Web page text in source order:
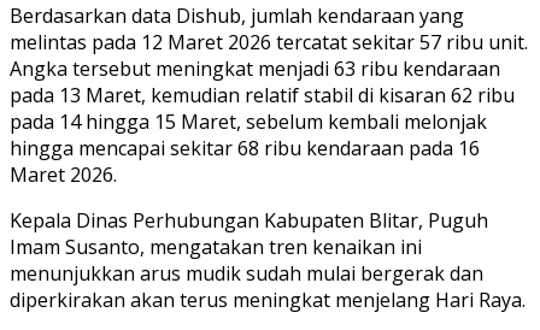
Berdasarkan data Dishub, jumlah kendaraan yang
melintas pada 12 Maret 2026 tercatat sekitar 57 ribu unit.
Angka tersebut meningkat menjadi 63 ribu kendaraan
pada 13 Maret, kemudian relatif stabil di kisaran 62 ribu
pada 14 hingga 15 Maret, sebelum kembali melonjak
hingga mencapai sekitar 68 ribu kendaraan pada 16
Maret 2026.
Kepala Dinas Perhubungan Kabupaten Blitar, Puguh
Imam Susanto, mengatakan tren kenaikan ini
menunjukkan arus mudik sudah mulai bergerak dan
diperkirakan akan terus meningkat menjelang Hari Raya.